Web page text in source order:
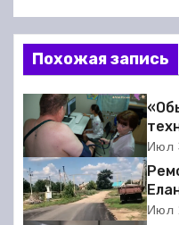
в
и
г
а
ц
и
Похожая запись
Июл
Июл